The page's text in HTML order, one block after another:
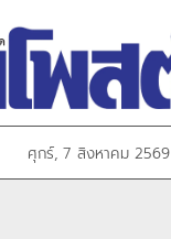
ศุกร์, 7 สิงหาคม 2569